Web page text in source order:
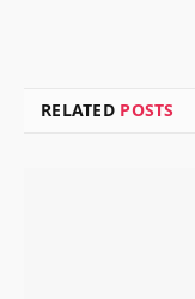
RELATED POSTS